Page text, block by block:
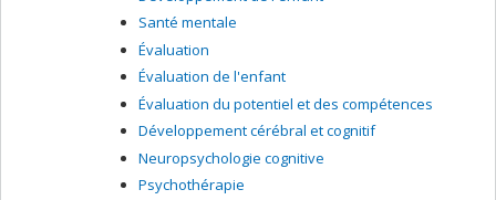
Santé mentale
Évaluation
Évaluation de l'enfant
Évaluation du potentiel et des compétences
Développement cérébral et cognitif
Neuropsychologie cognitive
Psychothérapie